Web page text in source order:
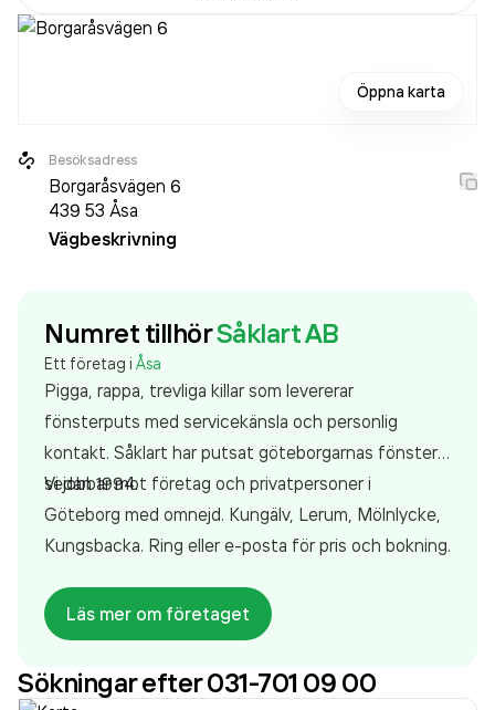
Öppna karta
Besöksadress
Borgaråsvägen 6
439 53 Åsa
Vägbeskrivning
Numret tillhörSåklart AB
Ett företag i Åsa
Pigga, rappa, trevliga killar som levererar
fönsterputs med servicekänsla och personlig
kontakt. Såklart har putsat göteborgarnas fönster
sedan 1994.
Vi jobbar mot företag och privatpersoner i
Göteborg med omnejd. Kungälv, Lerum, Mölnlycke,
Kungsbacka. Ring eller e-posta för pris och bokning.
Läs mer om företaget
Sökningar efter 031-701 09 00